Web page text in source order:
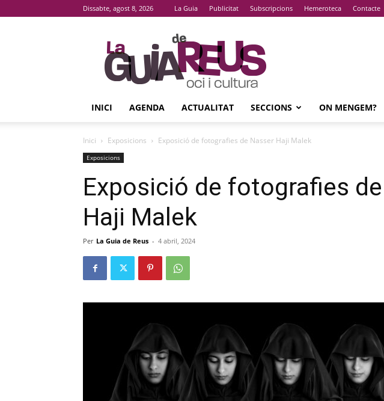
Dissabte, agost 8, 2026 La Guia Publicitat Subscripcions Hemeroteca Contacte
La
Guia
De
Reus
INICI AGENDA ACTUALITAT SECCIONS ON MENGEM?
Inici Exposicions Exposició de fotografies de Nasser Haji Malek
Exposicions
Exposició de fotografies
Haji Malek
Per La Guia de Reus - 4 abril, 2024